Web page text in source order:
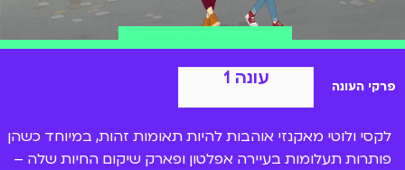
הצטרפות ל-BIGI
פרקי העונה עונה 1
לקסי ולוטי מאקנזי אוהבות להיות תאומות זהות, במיוחד כשהן
פותרות תעלומות בעיירה אפלטון ופארק שיקום החיות שלה –